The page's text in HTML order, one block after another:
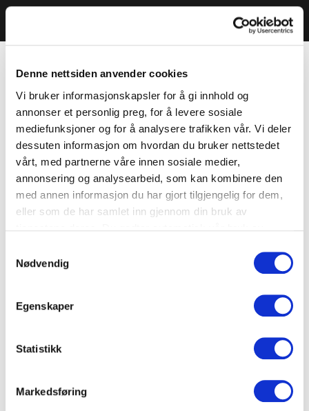
Denne nettsiden anvender cookies
Vi bruker informasjonskapsler for å gi innhold og
annonser et personlig preg, for å levere sosiale
mediefunksjoner og for å analysere trafikken vår. Vi deler
dessuten informasjon om hvordan du bruker nettstedet
vårt, med partnerne våre innen sosiale medier,
annonsering og analysearbeid, som kan kombinere den
med annen informasjon du har gjort tilgjengelig for dem,
eller som de har samlet inn gjennom din bruk av
Nødvendig
Egenskaper
Statistikk
Markedsføring